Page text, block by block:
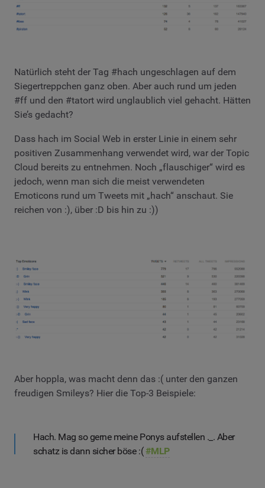
Natürlich steht der Tag #hach ungeschlagen auf dem
Siegertreppchen ganz oben. Aber auch rund um jeden
#ff und den #tatort wird unglaublich viel gehacht. Hätten
Sie’s gedacht?
Dass hach im Social Web in erster Linie in einem sehr
positiven Zusammenhang verwendet wird, war der Topic
Cloud bereits zu entnehmen. Noch „flauschiger“ wird es
jedoch, wenn man sich die meist verwendeten
Emoticons rund um Tweets mit „hach“ anschaut. Sie
reichen von :), über :D bis hin zu :))
Aber hoppla, was macht denn das :( unter den ganzen
freudigen Smileys? Hier die Top-3 Beispiele:
Hach. Mag so gerne meine Ponys aufstellen ._. Aber
schatz is dann sicher böse :(#MLP